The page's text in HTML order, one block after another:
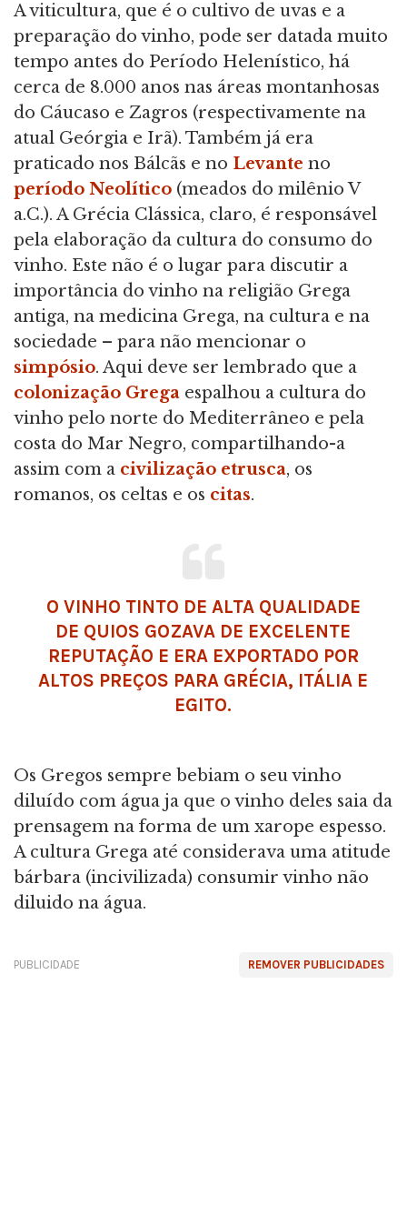
A viticultura, que é o cultivo de uvas e a
preparação do vinho, pode ser datada muito
tempo antes do Período Helenístico, há
cerca de 8.000 anos nas áreas montanhosas
do Cáucaso e Zagros (respectivamente na
atual Geórgia e Irã). Também já era
praticado nos Bálcãs e no Levante no
período Neolítico (meados do milênio V
a.C.). A Grécia Clássica, claro, é responsável
pela elaboração da cultura do consumo do
vinho. Este não é o lugar para discutir a
importância do vinho na religião Grega
antiga, na medicina Grega, na cultura e na
sociedade – para não mencionar o
simpósio. Aqui deve ser lembrado que a
colonização Grega espalhou a cultura do
vinho pelo norte do Mediterrâneo e pela
costa do Mar Negro, compartilhando-a
assim com a civilização etrusca, os
romanos, os celtas e os citas.
O VINHO TINTO DE ALTA QUALIDADE
DE QUIOS GOZAVA DE EXCELENTE
REPUTAÇÃO E ERA EXPORTADO POR
ALTOS PREÇOS PARA GRÉCIA, ITÁLIA E
EGITO.
Os Gregos sempre bebiam o seu vinho
diluído com água ja que o vinho deles saia da
prensagem na forma de um xarope espesso.
A cultura Grega até considerava uma atitude
bárbara (incivilizada) consumir vinho não
diluido na água.
REMOVER PUBLICIDADES
PUBLICIDADE